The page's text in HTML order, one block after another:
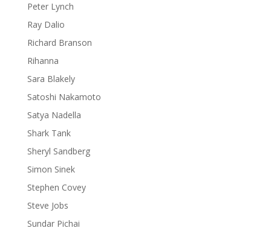
Peter Lynch
Ray Dalio
Richard Branson
Rihanna
Sara Blakely
Satoshi Nakamoto
Satya Nadella
Shark Tank
Sheryl Sandberg
Simon Sinek
Stephen Covey
Steve Jobs
Sundar Pichai